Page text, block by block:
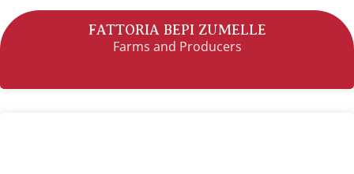
FATTORIA BEPI ZUMELLE
Farms and Producers